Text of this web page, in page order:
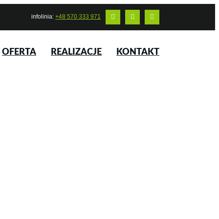
infolinia:+48 570 333 971
OFERTA REALIZACJE KONTAKT